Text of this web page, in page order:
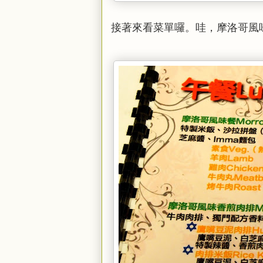
接著來看菜單囉。哇，摩洛哥風